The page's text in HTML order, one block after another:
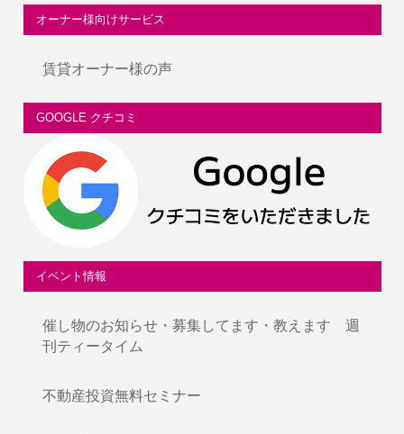
オーナー様向けサービス
賃貸オーナー様の声
GOOGLE クチコミ
イベント情報
催し物のお知らせ・募集してます・教えます 週
刊ティータイム
不動産投資無料セミナー